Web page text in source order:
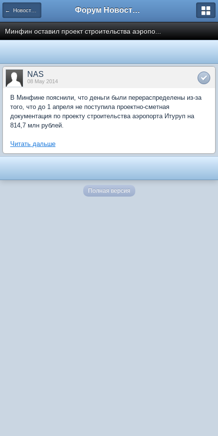
← Новости рынка недвижимости Форум Новостройки
Минфин оставил проект строительства аэропо...
NAS
08 May 2014
В Минфине пояснили, что деньги были перераспределены из-за
того, что до 1 апреля не поступила проектно-сметная
документация по проекту строительства аэропорта Итуруп на
814,7 млн рублей.
Читать дальше
Полная версия